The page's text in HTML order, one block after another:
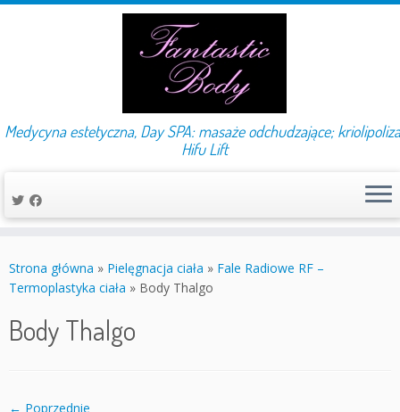
do
treści
Medycyna estetyczna, Day SPA: masaże odchudzające;
Hifu Lift
Strona główna » Pielęgnacja ciała » Fale Radiowe RF –
Termoplastyka ciała » Body Thalgo
Body Thalgo
← Poprzednie